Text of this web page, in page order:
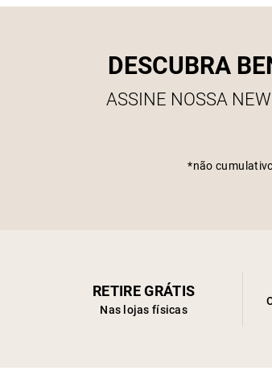
DESCUBRA
ASSINE NOSSA
*não
RETIRE GRÁTIS
Nas lojas físicas